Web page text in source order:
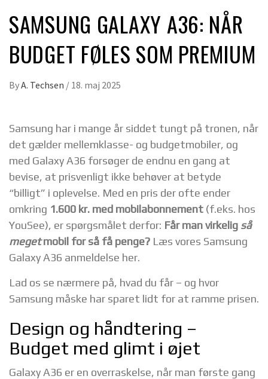
SAMSUNG GALAXY A36: NÅR
BUDGET FØLES SOM PREMIUM
ByA. Techsen / 18. maj 2025
Samsung har i mange år siddet tungt på tronen, når
det gælder mellemklasse- og budgetmobiler, og
med Galaxy A36 forsøger de endnu en gang at
bevise, at prisvenligt ikke behøver at betyde
“billigt” i oplevelse. Med en pris der ofte ender
omkring 1.600 kr. med mobilabonnement (f.eks. hos
YouSee), er spørgsmålet derfor: Får man virkelig så
megetmobil for så få penge? Læs vores Samsung
Galaxy A36 anmeldelse her.
Lad os se nærmere på, hvad du får – og hvor
Samsung måske har sparet lidt for at ramme prisen.
Design og håndtering –
Budget med glimt i øjet
Galaxy A36 er en overraskelse, når man første gang